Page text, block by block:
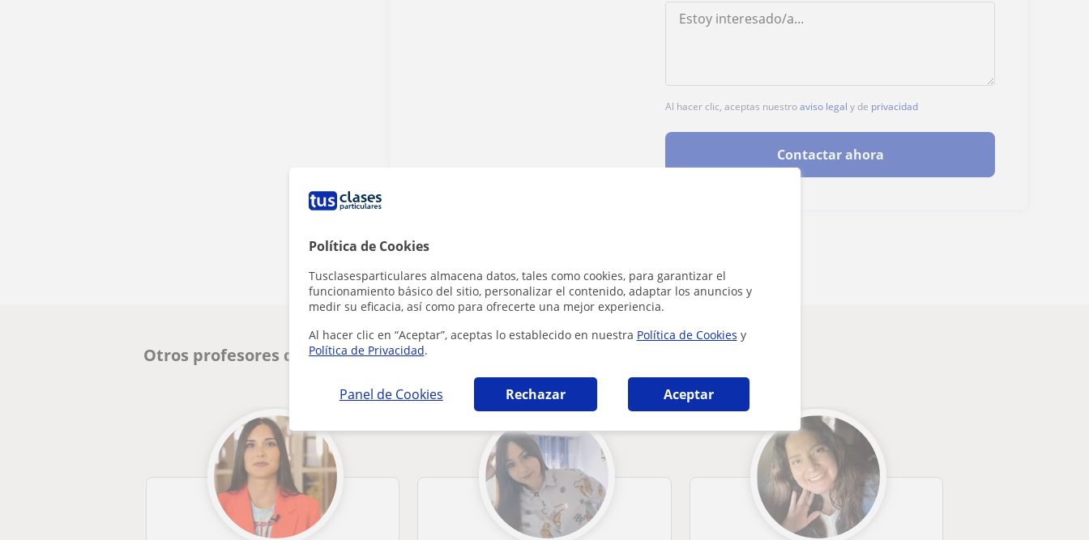
Política de Cookies
Tusclasesparticulares almacena datos, tales como cookies, para garantizar el
funcionamiento básico del sitio, personalizar el contenido, adaptar los anuncios y
medir su eficacia, así como para ofrecerte una mejor experiencia.
Al hacer clic en “Aceptar”, aceptas lo establecido en nuestra Política de Cookies y
Política de Privacidad.
Panel de Cookies Rechazar Aceptar
Al hacer clic, aceptas nuestroaviso legal y de privacidad
Contactar ahora
¿Hay algún error en este perfil?
Otros profesores de Sociales en Almería que pueden interesarte